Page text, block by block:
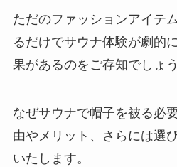
ただのファッションアイテ
るだけでサウナ体験が劇的
果があるのをご存知でしょ
なぜサウナで帽子を被る必
由やメリット、さらには選
いたします。